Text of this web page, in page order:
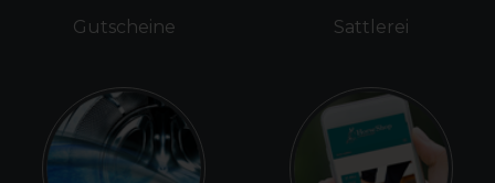
Gutscheine Sattlerei